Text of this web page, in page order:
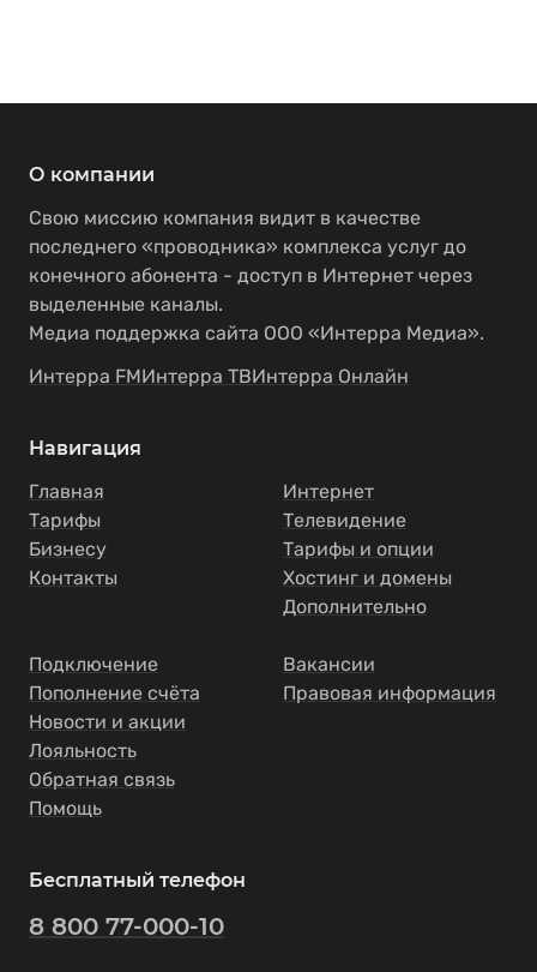
О компании
Свою миссию компания видит в качестве
последнего «проводника» комплекса услуг до
конечного абонента - доступ в Интернет через
выделенные каналы.
Медиа поддержка сайта ООО «Интерра Медиа».
Интерра FMИнтерра ТВИнтерра Онлайн
Навигация
Главная
Тарифы
Бизнесу
Контакты
Интернет
Телевидение
Тарифы и опции
Хостинг и домены
Дополнительно
Подключение
Пополнение счёта
Новости и акции
Лояльность
Обратная связь
Помощь
Вакансии
Правовая информация
Бесплатный телефон
8 800 77-000-10